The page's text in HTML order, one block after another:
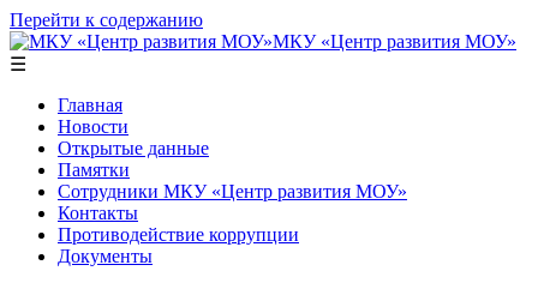
Перейти к содержанию
МКУ «Центр развития МОУ»
☰
Главная
Новости
Открытые данные
Памятки
Сотрудники МКУ «Центр развития МОУ»
Контакты
Противодействие коррупции
Документы